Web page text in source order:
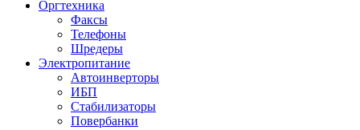
Оргтехника
Факсы
Телефоны
Шредеры
Электропитание
Автоинверторы
ИБП
Стабилизаторы
Повербанки